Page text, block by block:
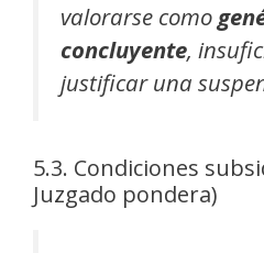
valorarse como
concluyente,
justificar una
5.3. Condiciones
Juzgado pondera)